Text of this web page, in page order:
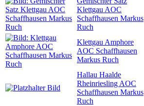
Klettgau AOC
Schaffhausen Markus
Ruch
Klettgau Amphore
AOC Schaffhausen
Markus Ruch
Hallau Haalde
Rheinriesling AOC
Schaffhausen Markus
Ruch